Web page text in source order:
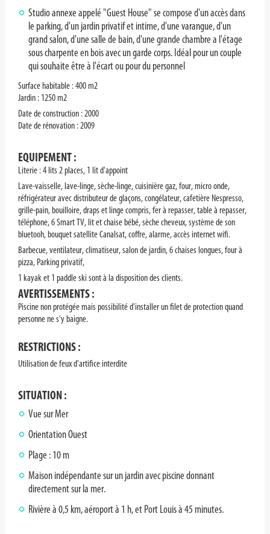
Studio annexe appelé "Guest House" se compose d'un accès dans
le parking, d'un jardin privatif et intime, d'une varangue, d'un
grand salon, d'une salle de bain, d'une grande chambre a l'étage
sous charpente en bois avec un garde corps. Idéal pour un couple
qui souhaite être à l'écart ou pour du personnel
Surface habitable : 400 m2
Jardin : 1250 m2
Date de construction : 2000
Date de rénovation : 2009
EQUIPEMENT :
Literie : 4 lits 2 places, 1 lit d'appoint
Lave-vaisselle, lave-linge, sèche-linge, cuisinière gaz, four, micro onde,
réfrigérateur avec distributeur de glaçons, congélateur, cafetière Nespresso,
grille-pain, bouilloire, draps et linge compris, fer à repasser, table à repasser,
téléphone, 6 Smart TV, lit et chaise bébé, sèche cheveux, système de son
bluetooh, bouquet satellite Canalsat, coffre, alarme, accès internet wifi.
Barbecue, ventilateur, climatiseur, salon de jardin, 6 chaises longues, four à
pizza, Parking privatif,
1 kayak et 1 paddle ski sont à la disposition des clients.
AVERTISSEMENTS :
Piscine non protégée mais possibilité d'installer un filet de protection quand
personne ne s'y baigne.
RESTRICTIONS :
Utilisation de feux d'artifice interdite
SITUATION :
Vue sur Mer
Orientation Ouest
Plage : 10 m
Maison indépendante sur un jardin avec piscine donnant
directement sur la mer.
Rivière à 0,5 km, aéroport à 1 h, et Port Louis à 45 minutes.